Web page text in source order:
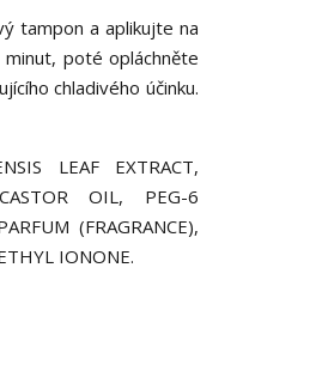
tampon a aplikujte na
poté opláchněte
chladivého účinku.
LEAF EXTRACT,
OIL, PEG-6
(FRAGRANCE),
IONONE.